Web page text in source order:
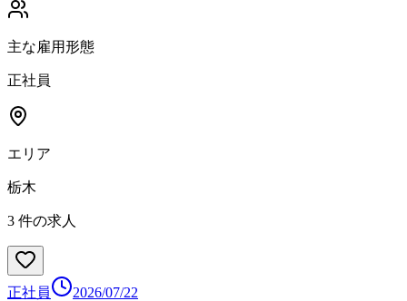
主な雇用形態
正社員
エリア
栃木
3 件の求人
正社員 2026/07/22